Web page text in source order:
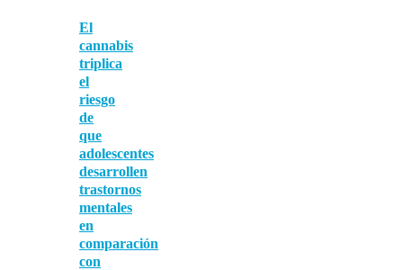
El
cannabis
triplica
el
riesgo
de
que
adolescentes
desarrollen
trastornos
mentales
en
comparación
con